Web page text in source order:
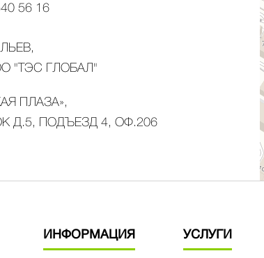
56 16
"ТЭС ГЛОБАЛ"
ПЛАЗА»,
Д.5, ПОДЪЕЗД 4, ОФ.206
ИНФОРМАЦИЯ УСЛУГИ